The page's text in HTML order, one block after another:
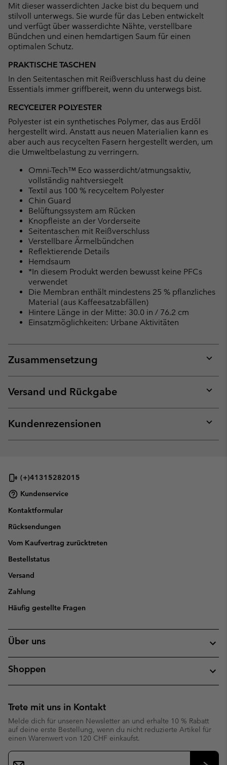
Mit dieser wasserdichten Jacke bist du bequem und
stilvoll unterwegs. Sie wurde für das Leben entwickelt
und verfügt über wasserdichte Nähte, verstellbare
Bündchen und einen hemdartigen Saum für einen
optimalen Schutz.
PRAKTISCHE TASCHEN
In den Seitentaschen mit Reißverschluss hast du deine
Essentials immer griffbereit, wenn du unterwegs bist.
RECYCELTER POLYESTER
Polyester ist ein synthetisches Polymer, das aus Erdöl
hergestellt wird. Anstatt aus neuen Materialien kann es
aber auch aus recycelten Fasern hergestellt werden, um
die Umweltbelastung zu verringern.
Omni-Tech™ Eco wasserdicht/atmungsaktiv,
vollständig nahtversiegelt
Textil aus 100 % recyceltem Polyester
Chin Guard
Belüftungssystem am Rücken
Knopfleiste an der Vorderseite
Seitentaschen mit Reißverschluss
Verstellbare Ärmelbündchen
Reflektierende Details
Hemdsaum
*In diesem Produkt werden bewusst keine PFCs
verwendet
Die Membran enthält mindestens 25 % pflanzliches
Material (aus Kaffeesatzabfällen)
Hintere Länge in der Mitte: 30.0 in / 76.2 cm
Einsatzmöglichkeiten: Urbane Aktivitäten
Zusammensetzung
or
Versand und Rückgabe
or
Kundenrezensionen
or
(+)41315282015
Kundenservice
Kontaktformular
Rücksendungen
Vom Kaufvertrag zurücktreten
Bestellstatus
Versand
Zahlung
Häufig gestellte Fragen
Über uns
Shoppen
Trete mit uns in Kontakt
Melde dich für unseren Newsletter an und erhalte 10 % Rabatt
auf deine erste Bestellung, wenn du nicht reduzierte Artikel für
einen Warenwert von 120 CHF einkaufst.
Newsletter-